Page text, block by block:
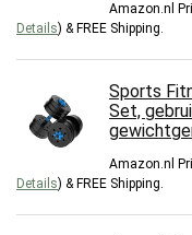
Amazon.nl
Details) & FREE Shipping.
Sports
Set,
Amazon.nl
Details) & FREE Shipping.